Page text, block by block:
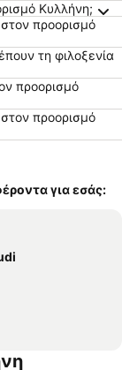
Κυλλήνη;
προορισμό
τη φιλοξενία
προορισμό
προορισμό
για εσάς: